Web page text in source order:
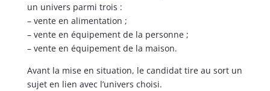
un univers parmi trois :
– vente en alimentation ;
– vente en équipement de la personne ;
– vente en équipement de la maison.
Avant la mise en situation, le candidat tire au sort un
sujet en lien avec l’univers choisi.